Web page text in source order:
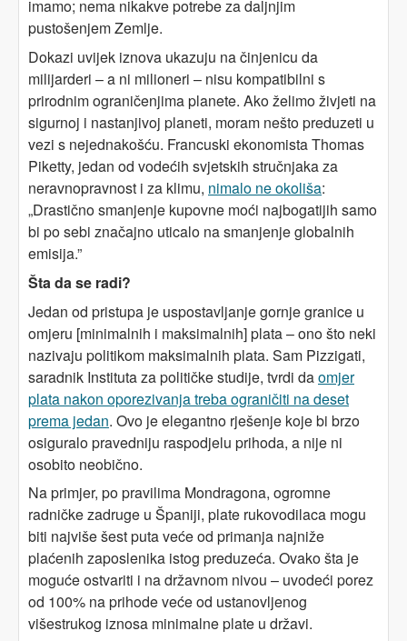
imamo; nema nikakve potrebe za daljnjim
pustošenjem Zemlje.
Dokazi uvijek iznova ukazuju na činjenicu da
milijarderi – a ni milioneri – nisu kompatibilni s
prirodnim ograničenjima planete. Ako želimo živjeti na
sigurnoj i nastanjivoj planeti, moram nešto preduzeti u
vezi s nejednakošću. Francuski ekonomista Thomas
Piketty, jedan od vodećih svjetskih stručnjaka za
neravnopravnost i za klimu, nimalo ne okoliša:
„Drastično smanjenje kupovne moći najbogatijih samo
bi po sebi značajno uticalo na smanjenje globalnih
emisija.”
Šta da se radi?
Jedan od pristupa je uspostavljanje gornje granice u
omjeru [minimalnih i maksimalnih] plata – ono što neki
nazivaju politikom maksimalnih plata. Sam Pizzigati,
saradnik Instituta za političke studije, tvrdi daomjer
plata nakon oporezivanja treba ograničiti na deset
prema jedan. Ovo je elegantno rješenje koje bi brzo
osiguralo pravedniju raspodjelu prihoda, a nije ni
osobito neobično.
Na primjer, po pravilima Mondragona, ogromne
radničke zadruge u Španiji, plate rukovodilaca mogu
biti najviše šest puta veće od primanja najniže
plaćenih zaposlenika istog preduzeća. Ovako šta je
moguće ostvariti i na državnom nivou – uvodeći porez
od 100% na prihode veće od ustanovljenog
višestrukog iznosa minimalne plate u državi.